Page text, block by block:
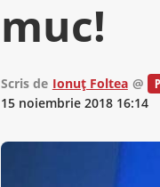
muc!
Scris de Ionuț Foltea @
15 noiembrie 2018 16:14